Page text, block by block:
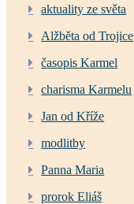
aktuality ze světa
Alžběta od Trojice
časopis Karmel
charisma Karmelu
Jan od Kříže
modlitby
Panna Maria
prorok Eliáš